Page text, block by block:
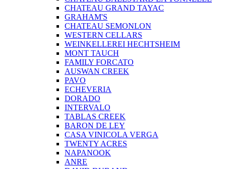
CHATEAU GRAND TAYAC
GRAHAM'S
CHATEAU SEMONLON
WESTERN CELLARS
WEINKELLEREI HECHTSHEIM
MONT TAUCH
FAMILY FORCATO
AUSWAN CREEK
PAVO
ECHEVERIA
DORADO
INTERVALO
TABLAS CREEK
BARON DE LEY
CASA VINICOLA VERGA
TWENTY ACRES
NAPANOOK
ANRE